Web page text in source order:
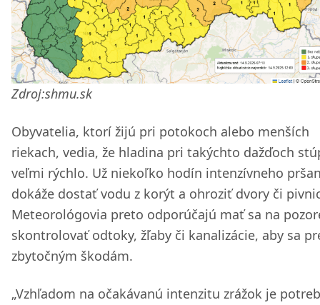
Zdroj:shmu.sk
Obyvatelia, ktorí žijú pri potokoch alebo menších
riekach, vedia, že hladina pri takýchto dažďoch
veľmi rýchlo. Už niekoľko hodín intenzívneho
dokáže dostať vodu z korýt a ohroziť dvory či
Meteorológovia preto odporúčajú mať sa na
skontrolovať odtoky, žľaby či kanalizácie, aby sa
zbytočným škodám.
„Vzhľadom na očakávanú intenzitu zrážok je